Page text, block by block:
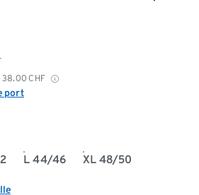
38.00 CHF
port
L 44/46 XL 48/50